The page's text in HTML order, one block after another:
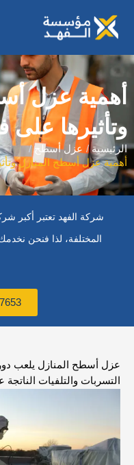
المحتوى
أهمية عزل
وتأثيرها على
الرئيسية
عزل أسطح
أهمية عزل أسطح المنازل
شركة الفهد تعتبر أكبر
المختلفة، لذا فنحن
عزل أسطح المنازل يلعب
التسربات والتلفيات الناتجة